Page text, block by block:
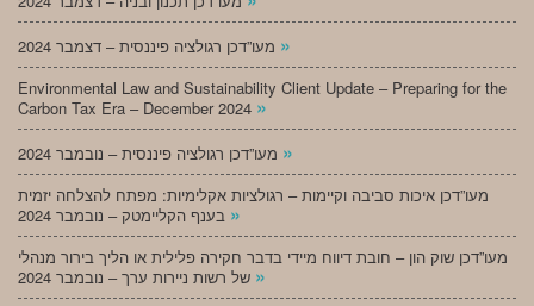
»
Environmental Law and Sustainability Client Update – Preparing for the
Carbon Tax Era – December 2024 »
»
מעו”דכן איכות סביבה וקיימות – רגולציות אקלימיות: מפתח להצלחה יזמית
»
מעו”דכן שוק הון – חובת דיווח מיידי בדבר חקירה פלילית או הליך בירור מנהלי
»